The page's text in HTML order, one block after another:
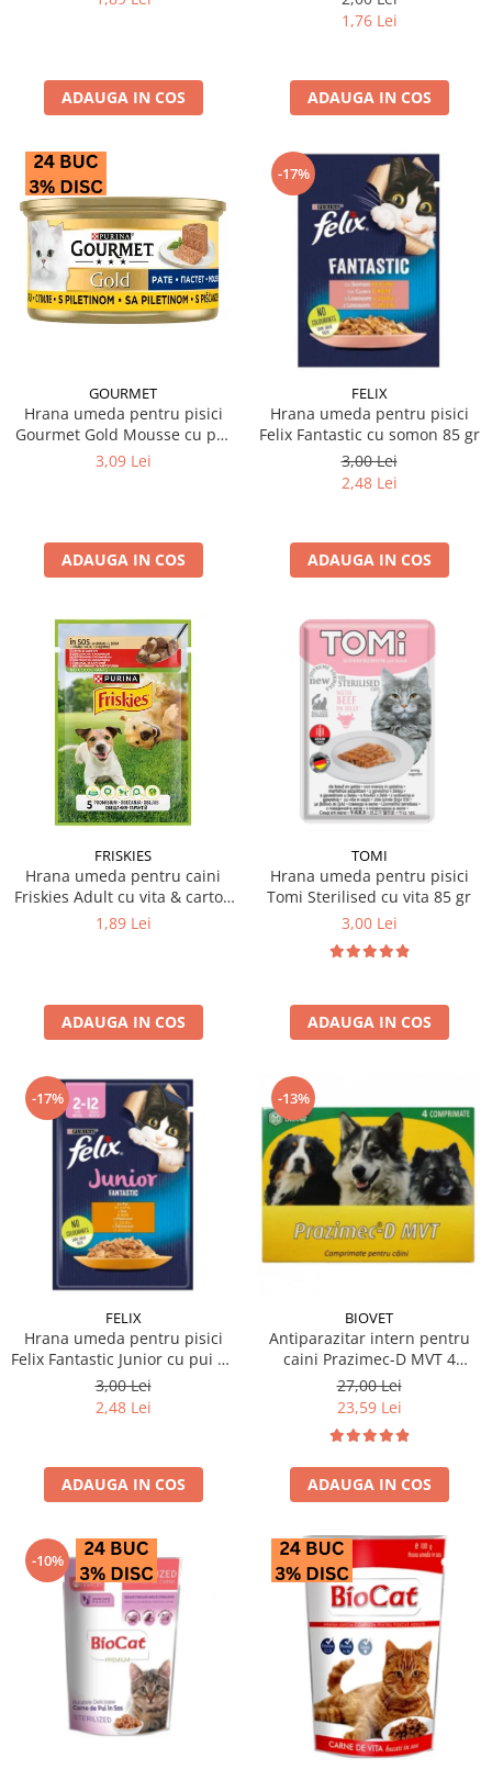
ADAUGA IN COS
1,76 Lei
ADAUGA IN COS
GOURMET
Hrana umeda pentru pisici
Gourmet Gold Mousse cu pui
85 gr
3,09 Lei
ADAUGA IN COS
-17%
FELIX
Hrana umeda pentru pisici
Felix Fantastic cu somon 85 gr
3,00 Lei
2,48 Lei
ADAUGA IN COS
FRISKIES
Hrana umeda pentru caini
Friskies Adult cu vita & cartofi
85 gr
1,89 Lei
ADAUGA IN COS
TOMI
Hrana umeda pentru pisici
Tomi Sterilised cu vita 85 gr
3,00 Lei
ADAUGA IN COS
-17%
FELIX
Hrana umeda pentru pisici
Felix Fantastic Junior cu pui 85
gr
3,00 Lei
2,48 Lei
ADAUGA IN COS
-13%
BIOVET
Antiparazitar intern pentru
caini Prazimec-D MVT 4
comprimate
27,00 Lei
23,59 Lei
ADAUGA IN COS
-10%